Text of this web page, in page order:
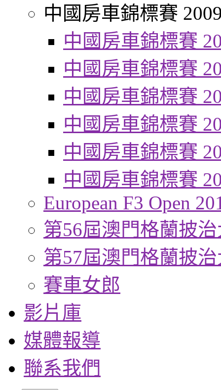
中國房車錦標賽
中國房車錦標賽
中國房車錦標賽
中國房車錦標賽
中國房車錦標賽
中國房車錦標賽
中國房車錦標賽
European F3 Open
第56屆澳門格蘭披
第57屆澳門格蘭披
賽車女郎
影片庫
媒體報導
聯系我們